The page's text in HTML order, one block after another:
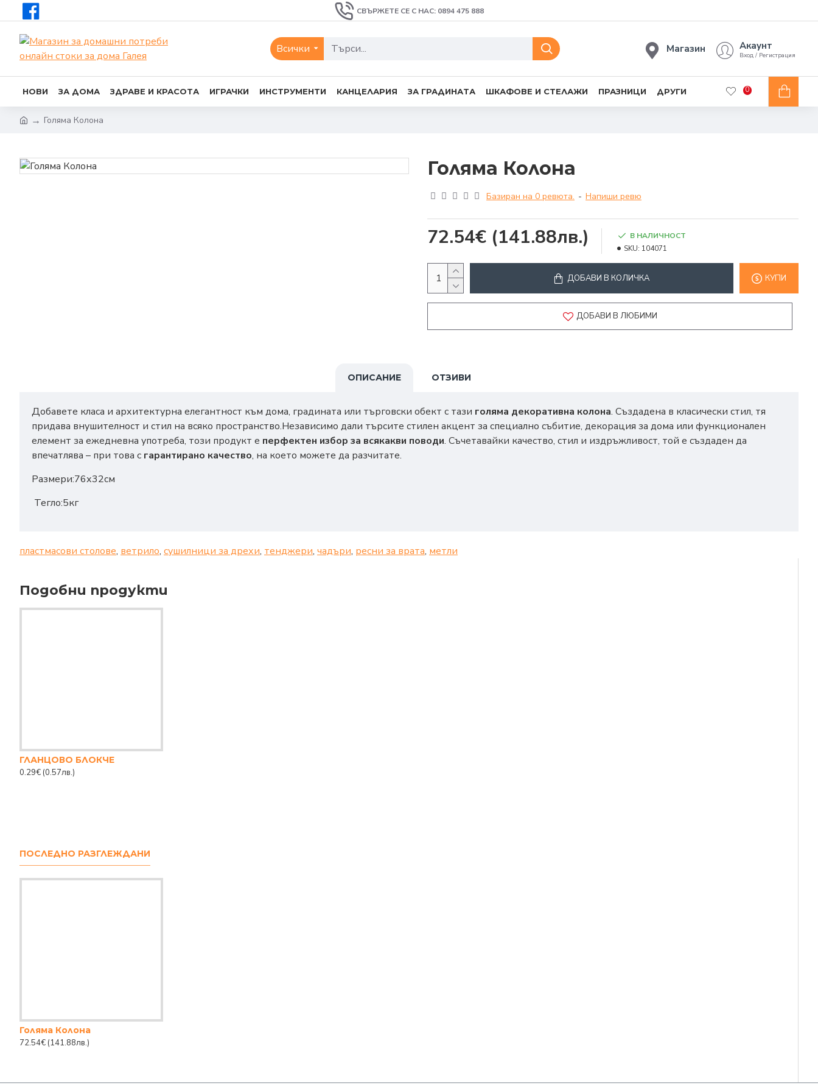
СВЪРЖЕТЕ СЕ С НАС: 0894 475 888
Всички Магазин Акаунт
Вход / Регистрация
НОВИ ЗА ДОМА ЗДРАВЕ И КРАСОТА ИГРАЧКИ ИНСТРУМЕНТИ КАНЦЕЛАРИЯ ЗА ГРАДИНАТА ШКАФОВЕ И СТЕЛАЖИ ПРАЗНИЦИ ДРУГИ 0
Голяма Колона
Голяма Колона
Базиран на 0 ревюта. - Напиши ревю
72.54€ (141.88лв.)
В НАЛИЧНОСТ
SKU: 104071
ДОБАВИ В КОЛИЧКА КУПИ
ДОБАВИ В ЛЮБИМИ
ОПИСАНИЕ ОТЗИВИ
Добавете класа и архитектурна елегантност към дома, градината или търговски обект с тази голяма декоративна колона. Създадена в класически стил, тя
придава внушителност и стил на всяко пространство.Независимо дали търсите стилен акцент за специално събитие, декорация за дома или функционален
елемент за ежедневна употреба, този продукт е перфектен избор за всякакви поводи. Съчетавайки качество, стил и издръжливост, той е създаден да
впечатлява – при това с гарантирано качество, на което можете да разчитате.
Размери:76х32см
Тегло:5кг
пластмасови столове, ветрило, сушилници за дрехи, тенджери, чадъри, ресни за врата, метли
Подобни продукти
ГЛАНЦОВО БЛОКЧЕ
0.29€ (0.57лв.)
ПОСЛЕДНО РАЗГЛЕЖДАНИ
Голяма Колона
72.54€ (141.88лв.)